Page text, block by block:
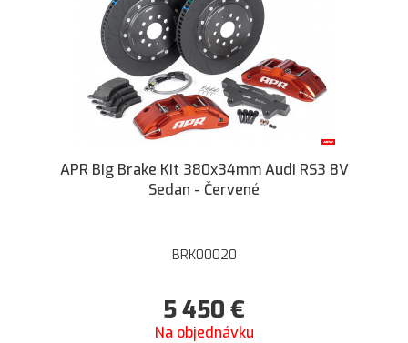
APR Big Brake Kit 380x34mm Audi RS3 8V
Sedan - Červené
BRK00020
5 450 €
Na objednávku